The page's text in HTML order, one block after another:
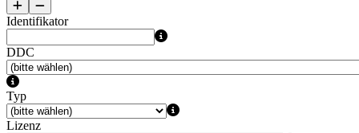
Identifikator
DDC
Typ
Lizenz